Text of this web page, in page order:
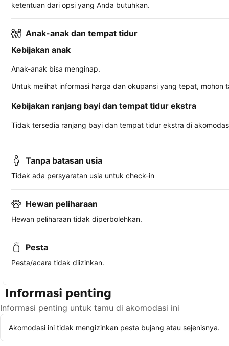
ketentuan dari opsi yang Anda butuhkan.
Anak-anak dan tempat tidur
Kebijakan anak
Anak-anak bisa menginap.
Untuk melihat informasi harga dan okupansi yang tepat,
Kebijakan ranjang bayi dan tempat tidur ekstra
Tidak tersedia ranjang bayi dan tempat tidur ekstra di
Tanpa batasan usia
Tidak ada persyaratan usia untuk check-in
Hewan peliharaan
Hewan peliharaan tidak diperbolehkan.
Pesta
Pesta/acara tidak diizinkan.
Informasi penting
Informasi penting untuk tamu di akomodasi ini
Akomodasi ini tidak mengizinkan pesta bujang atau sejenisnya.